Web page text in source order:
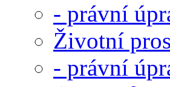
- právní
Životní
- právní